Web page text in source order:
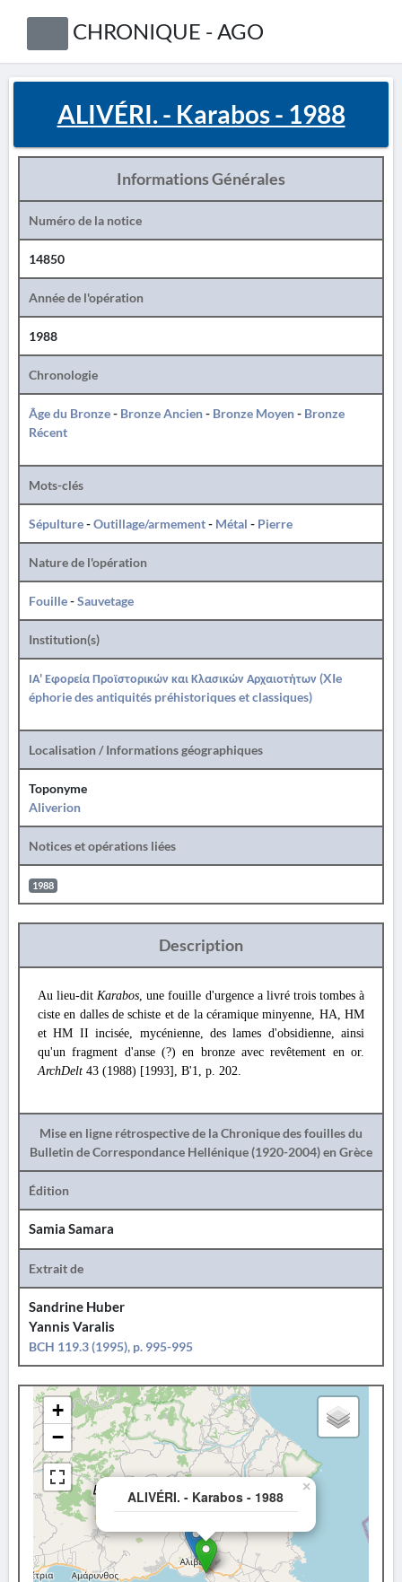
CHRONIQUE - AGO
ALIVÉRI. - Karabos - 1988
Informations Générales
Numéro de la notice
14850
Année de l'opération
1988
Chronologie
Âge du Bronze- Bronze Ancien- Bronze Moyen- Bronze
Récent
Mots-clés
Sépulture-Outillage/armement- Métal - Pierre
Nature de l'opération
Fouille-Sauvetage
Institution(s)
ΙΑ' Εφορεία Προϊστορικών και Κλασικών Αρχαιοτήτων (XIe
éphorie des antiquités préhistoriques et classiques)
Localisation / Informations géographiques
Toponyme
Aliverion
Notices et opérations liées
1988
Description
Au lieu-ditKarabos, une fouille d'urgence a livré trois tombes à
ciste en dalles de schiste et de la céramique minyenne, HA, HM
et HM II incisée, mycénienne, des lames d'obsidienne, ainsi
qu'un fragment d'anse (?) en bronze avec revêtement en or.
ArchDelt 43 (1988) [1993], Β'1, p. 202.
Mise en ligne rétrospective de la Chronique des fouilles du
Bulletin de Correspondance Hellénique (1920-2004) en Grèce
Édition
Samia Samara
Extrait de
Sandrine Huber
Yannis Varalis
BCH 119.3 (1995), p. 995-995
ALIVÉRI. - Karabos - 1988
×
+
−